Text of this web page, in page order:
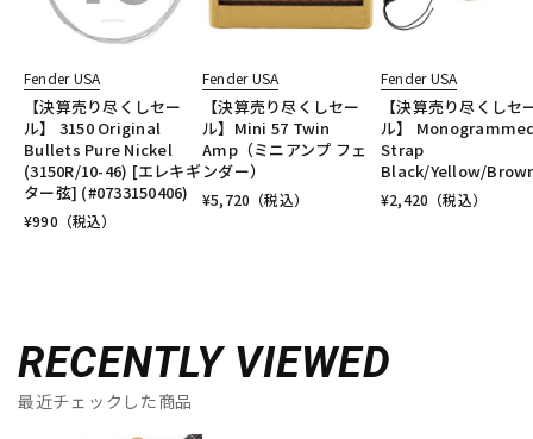
Fender USA
【決算売り尽くしセー
ル】 3150 Original
Bullets Pure Nickel
(3150R/10-46) [エレキギ
ター弦] (#0733150406)
¥990 （税込）
Fender USA
【決算売り尽くしセー
ル】Mini 57 Twin
Amp（ミニアンプ フェ
ンダー）
¥5,720 （税込）
Fender USA
【決算売り尽くしセ
ル】
Strap
Black/Yellow/
¥2,420 （税込）
RECENTLY VIEWED
最近チェックした商品